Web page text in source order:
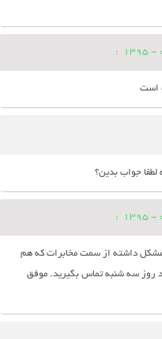
:
جواب بدین؟
:
داشته از سمت مخابرات که هم
روز سه شنبه تماس بگیرید. موفق